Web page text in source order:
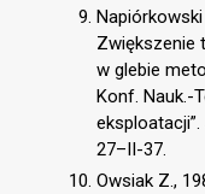
Napiórkowski
Zwiększenie
w glebie
Konf. Nauk.-
27–II-37.
Owsiak Z.,